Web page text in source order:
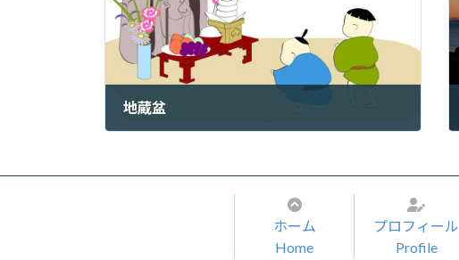
地蔵盆
ホーム
Home
プロフィール
Profile